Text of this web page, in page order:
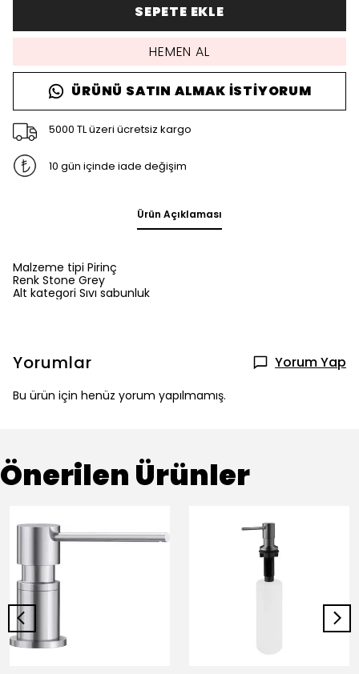
SEPETE EKLE
HEMEN AL
ÜRÜNÜ SATIN ALMAK İSTIYORUM
5000 TL üzeri ücretsiz kargo
10 gün içinde iade değişim
Ürün Açıklaması
Malzeme tipi Pirinç
Renk Stone Grey
Alt kategori Sıvı sabunluk
Yorumlar Yorum Yap
Bu ürün için henüz yorum yapılmamış.
Önerilen Ürünler